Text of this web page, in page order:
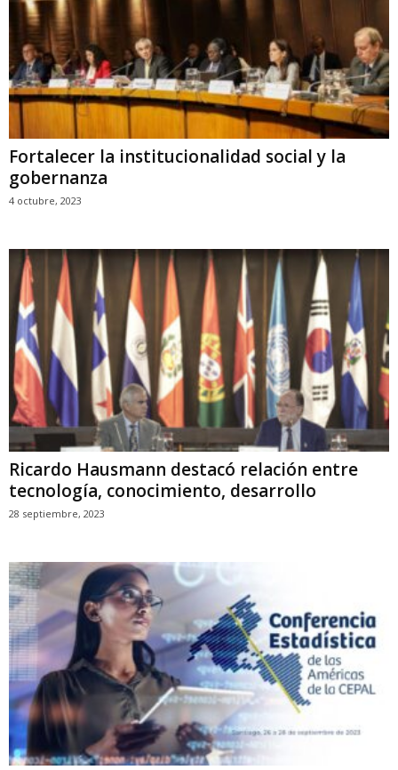
Fortalecer la institucionalidad social y la
gobernanza
4 octubre, 2023
Ricardo Hausmann destacó relación entre
tecnología, conocimiento, desarrollo
28 septiembre, 2023